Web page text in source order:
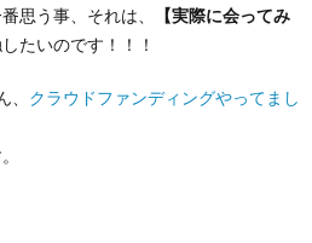
思う事、それは、
【実際に会ってみ
たいのです！！！
クラウドファンディングやってまし